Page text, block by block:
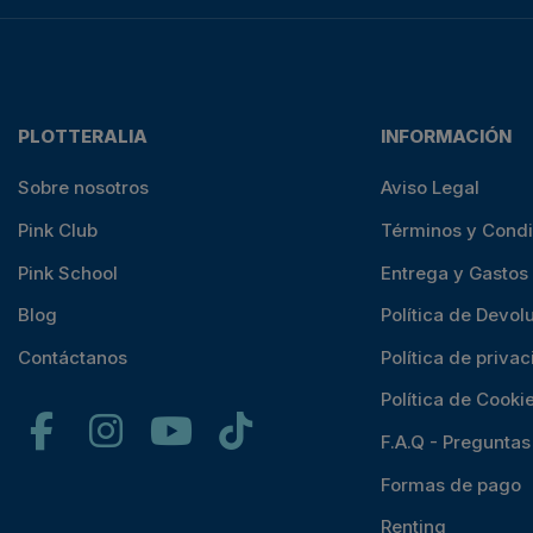
PLOTTERALIA
Sobre nosotros
Pink Club
Pink School
Blog
Contáctanos
INFORMACIÓN
Aviso Legal
Términos y
Entrega y
Política de
Política de
Política de
F.A.Q -
Formas de pago
Renting